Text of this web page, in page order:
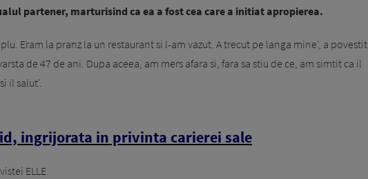
partener, marturisind ca ea a fost cea care a initiat apropierea.
Eram la pranz la un restaurant si l-am vazut. A trecut pe langa mine', a povestit
de 47 de ani. Dupa aceea, am mers afara si, fara sa stiu de ce, am simtit ca il
il salut'.
ingrijorata in privinta carierei sale
ELLE